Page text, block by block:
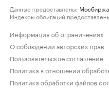
Данные предоставлены: Мосбиржа
Индексы облигаций
Информация об ограничениях
О соблюдении авторских прав
Пользовательское соглашение
Политика в отношении
Политика обработки файлов